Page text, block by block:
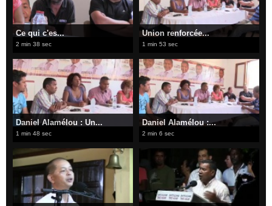
Ce qui c'es...
2 min 38 sec
Union renforcée...
1 min 53 sec
Daniel Alamélou : Un...
1 min 48 sec
Daniel Alamélou :...
2 min 6 sec